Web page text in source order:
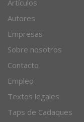
Recetas
Artículos
Autores
Empresas
Sobre nosotros
Contacto
Empleo
Textos legales